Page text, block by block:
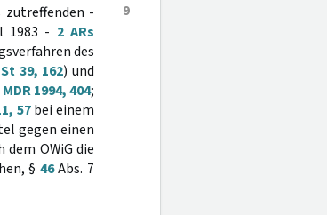
9
zutreffenden -
1983 - 2 ARs
des
39, 162) und
MDR 1994, 404;
57bei einem
gegen einen
OWiG die
§ 46Abs. 7